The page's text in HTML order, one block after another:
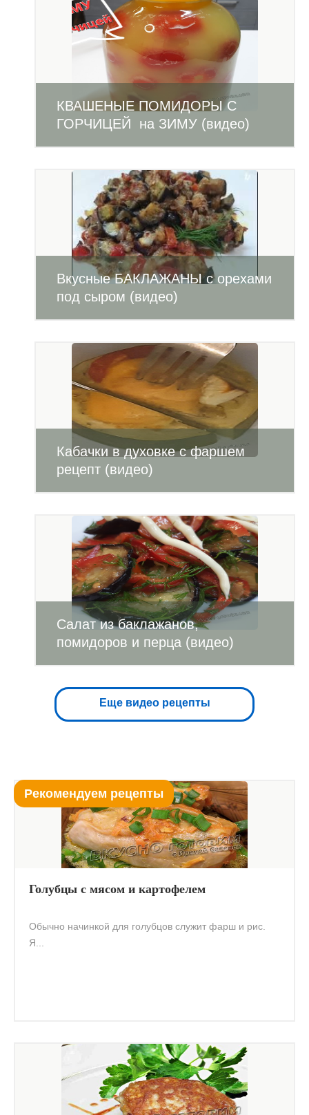
КВАШЕНЫЕ ПОМИДОРЫ С
ГОРЧИЦЕЙ на ЗИМУ (видео)
Вкусные БАКЛАЖАНЫ с орехами
под сыром (видео)
Кабачки в духовке с фаршем
рецепт (видео)
Салат из баклажанов,
помидоров и перца (видео)
Еще видео рецепты
Рекомендуем рецепты
Голубцы с мясом и картофелем
Обычно начинкой для голубцов служит фарш и рис.
Я...